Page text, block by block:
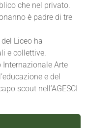
che nel privato.
è padre di tre
Liceo ha
e collettive.
Internazionale Arte
e del
scout nell’AGESCI